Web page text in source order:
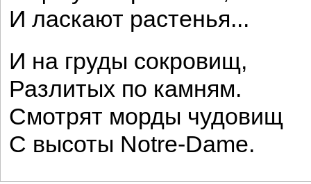
И ласкают растенья...
И на груды сокровищ,
Разлитых по камням.
Смотрят морды чудовищ
С высоты Notre-Dame.